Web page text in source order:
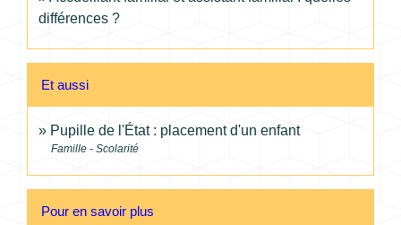
différences ?
Et aussi
Pupille de l'État : placement d'un enfant
Famille - Scolarité
Pour en savoir plus